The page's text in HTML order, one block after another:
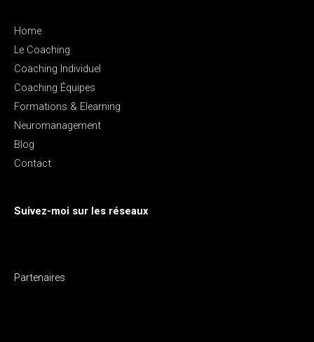
Home
Le Coaching
Coaching Individuel
Coaching Équipes
Formations & Elearning
Neuromanagement
Blog
Contact
Suivez-moi sur les réseaux
Partenaires